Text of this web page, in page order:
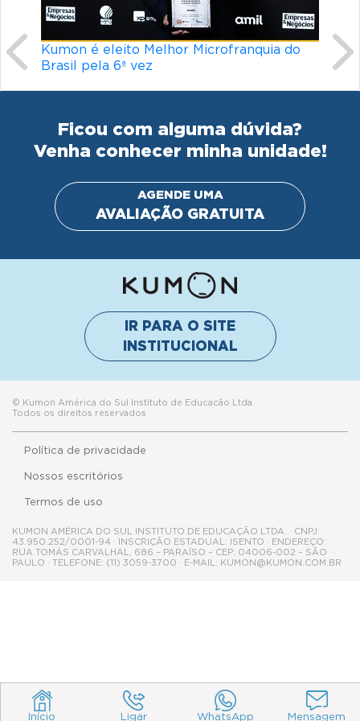
Início Ligar WhatsApp Mensagem
Ficou com alguma dúvida?
Venha conhecer minha unidade!
IR PARA O SITE
Todos os direitos reservados
Política de privacidade
Termos de uso
Nossos escritórios
KUMON AMÉRICA DO SUL INSTITUTO DE EDUCAÇÃO LTDA. · CNPJ:
43.950.252/0001-94 · INSCRIÇÃO ESTADUAL: ISENTO · ENDEREÇO:
RUA TOMÁS CARVALHAL, 686 – PARAÍSO – CEP: 04006-002 – SÃO